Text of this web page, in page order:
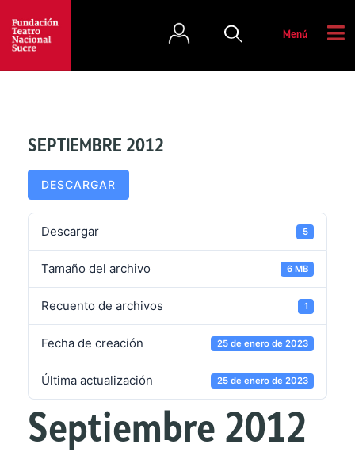
Menú
SEPTIEMBRE 2012
DESCARGAR
Descargar 5
Tamaño del archivo 6 MB
Recuento de archivos 1
Fecha de creación 25 de enero de 2023
Última actualización 25 de enero de 2023
Septiembre 2012